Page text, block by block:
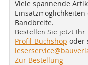
Viele spannende
Bandbreite.
Bestellen Sie jetzt
Profil-Buchshop oder
Zur Bestellung